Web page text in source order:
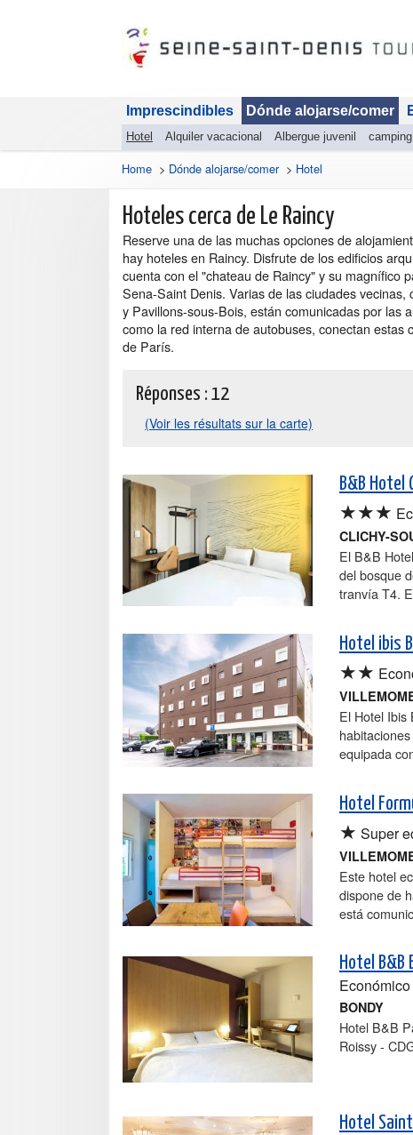
Imprescindibles Dónde alojarse/comer
Hotel Alquiler vacacional Albergue juvenil camping
Home > Dónde alojarse/comer> Hotel
Hoteles cerca de Le Raincy
Reserve una de las muchas opciones de
hay hoteles en Raincy. Disfrute de los edificios
cuenta con el "chateau de Raincy" y su magnífico
Sena-Saint Denis. Varias de las ciudades
y Pavillons-sous-Bois, están comunicadas por
como la red interna de autobuses, conectan
de París.
Réponses : 12
(Voir les résultats sur la carte)
B&B Hotel
★★★
CLICHY-
El B&B
del bosque
tranvía T4.
Hotel ibis
★★
El Hotel Ibis
equipada
Hotel
★ Super
Este hotel
dispone de
está
Hotel B&B
Económico
BONDY
Hotel B&B
Roissy -
Hotel